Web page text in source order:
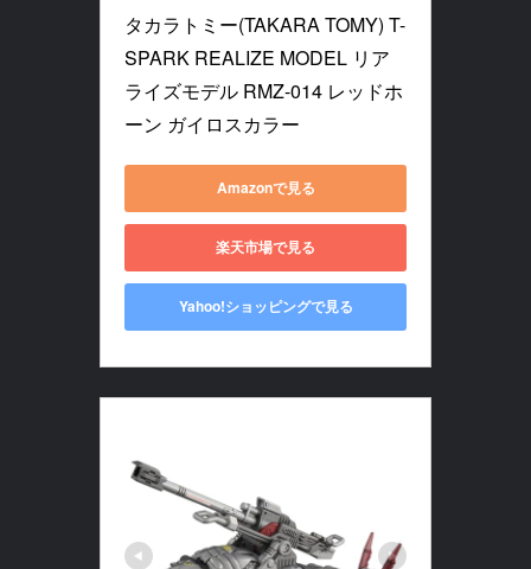
タカラトミー(TAKARA TOMY) T-
SPARK REALIZE MODEL リア
ライズモデル RMZ-014 レッドホ
ーン ガイロスカラー
Amazonで見る
楽天市場で見る
Yahoo!ショッピングで見る